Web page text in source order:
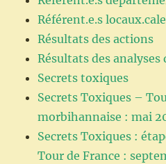
Référent.e.s
Résultats des actions
Résultats des analyses
Secrets toxiques
Secrets Toxiques –
morbihannaise : mai
Secrets Toxiques :
Tour de France :